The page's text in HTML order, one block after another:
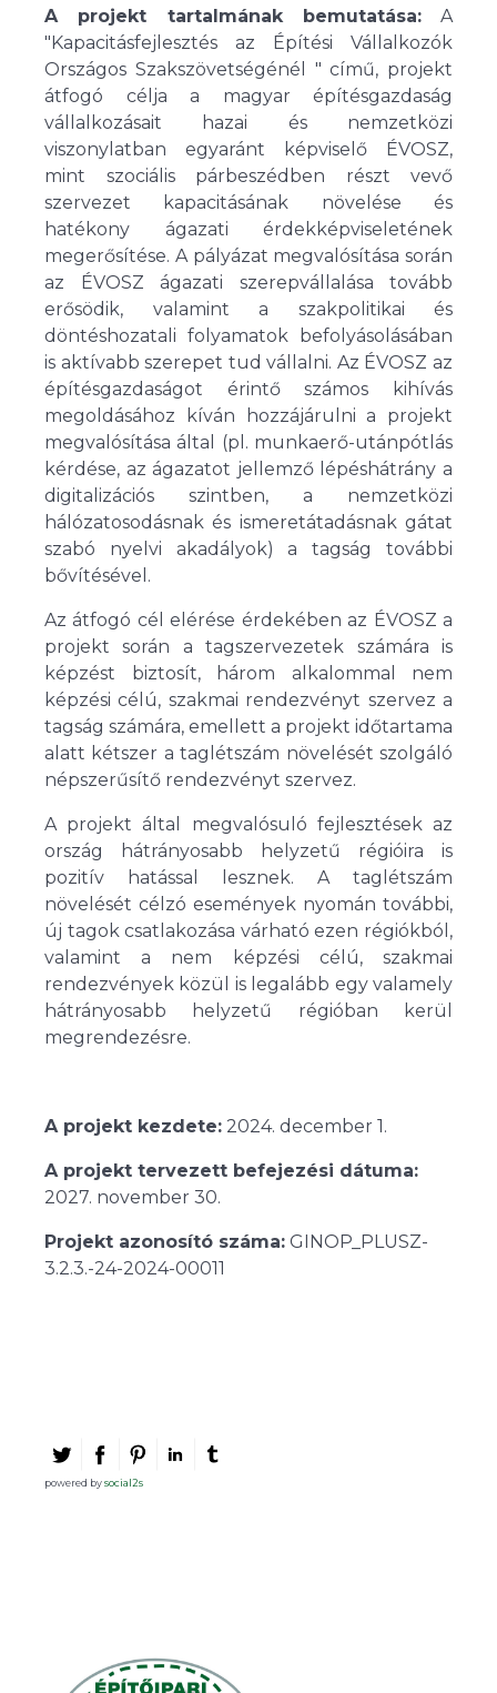
A projekt tartalmának bemutatása:A
"Kapacitásfejlesztés az Építési Vállalkozók
Országos Szakszövetségénél " című, projekt
átfogó célja a magyar építésgazdaság
vállalkozásait hazai és nemzetközi
viszonylatban egyaránt képviselő ÉVOSZ,
mint szociális párbeszédben részt vevő
szervezet kapacitásának növelése és
hatékony ágazati érdekképviseletének
megerősítése. A pályázat megvalósítása során
az ÉVOSZ ágazati szerepvállalása tovább
erősödik, valamint a szakpolitikai és
döntéshozatali folyamatok befolyásolásában
is aktívabb szerepet tud vállalni. Az ÉVOSZ az
építésgazdaságot érintő számos kihívás
megoldásához kíván hozzájárulni a projekt
megvalósítása által (pl. munkaerő-utánpótlás
kérdése, az ágazatot jellemző lépéshátrány a
digitalizációs szintben, a nemzetközi
hálózatosodásnak és ismeretátadásnak gátat
szabó nyelvi akadályok) a tagság további
bővítésével.
Az átfogó cél elérése érdekében az ÉVOSZ a
projekt során a tagszervezetek számára is
képzést biztosít, három alkalommal nem
képzési célú, szakmai rendezvényt szervez a
tagság számára, emellett a projekt időtartama
alatt kétszer a taglétszám növelését szolgáló
népszerűsítő rendezvényt szervez.
A projekt által megvalósuló fejlesztések az
ország hátrányosabb helyzetű régióira is
pozitív hatással lesznek. A taglétszám
növelését célzó események nyomán további,
új tagok csatlakozása várható ezen régiókból,
valamint a nem képzési célú, szakmai
rendezvények közül is legalább egy valamely
hátrányosabb helyzetű régióban kerül
megrendezésre.
A projekt kezdete: 2024. december 1.
A projekt tervezett befejezési dátuma:
2027. november 30.
Projekt azonosító száma: GINOP_PLUSZ-
3.2.3.-24-2024-00011
powered bysocial2s